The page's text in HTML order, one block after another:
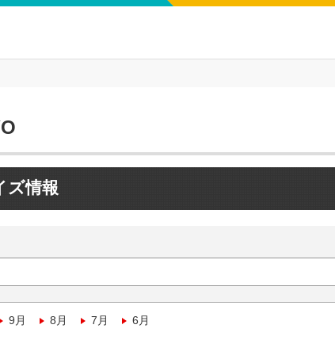
ズ情報
9月 8月 7月 6月